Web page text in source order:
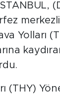
Yolları
(THY)